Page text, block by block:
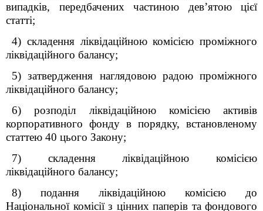
випадків, передбачених частиною дев’ятою цієї
статті;
4) складення ліквідаційною комісією проміжного
ліквідаційного балансу;
5) затвердження наглядовою радою проміжного
ліквідаційного балансу;
6) розподіл ліквідаційною комісією активів
корпоративного фонду в порядку, встановленому
статтею 40 цього Закону;
7) складення ліквідаційною комісією
ліквідаційного балансу;
8) подання ліквідаційною комісією до
Національної комісії з цінних паперів та фондового